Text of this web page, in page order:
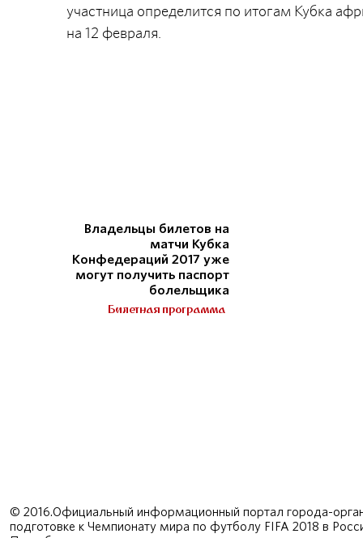
участница определится по итогам Кубка
на 12 февраля.
Владельцы билетов на
матчи Кубка
Конфедераций 2017 уже
могут получить паспорт
болельщика
Билетная программа
© 2016.Официальный информационный портал города-
подготовке к Чемпионату мира по футболу FIFA 2018 в